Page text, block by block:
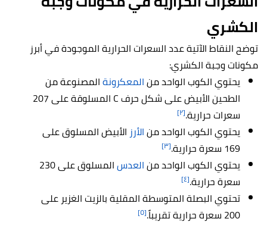
الكشري
توضح النقاط الآتية عدد السعرات الحرارية الموجودة في أبرز
مكونات وجبة الكشري:
يحتوي الكوب الواحد منالمعكرونةالمصنوعة من
الطحين الأبيض على شكل حرف C المسلوقة على 207
سعرات حرارية.[٢]
يحتوي الكوب الواحد منالأرز الأبيض المسلوق على
169 سعرة حرارية.
[٣]
يحتوي الكوب الواحد منالعدس
المسلوق على 230
سعرة حرارية.[٤]
تحتوي البصلة المتوسطة المقلية بالزيت الغزير على
200 سعرة حرارية تقريباً.
[٥]